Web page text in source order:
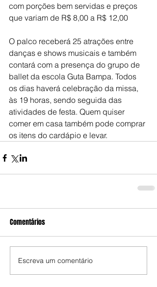
com porções bem servidas e preços
que variam de R$ 8,00 a R$ 12,00
O palco receberá 25 atrações entre
danças e shows musicais e também
contará com a presença do grupo de
ballet da escola Guta Bampa. Todos
os dias haverá celebração da missa,
às 19 horas, sendo seguida das
atividades de festa. Quem quiser
comer em casa também pode comprar
os itens do cardápio e levar.
Comentários
Escreva um comentário